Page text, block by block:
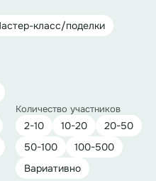
класс/поделки
Количество участников
2-10 10-20
20-50
50-100
100-500
Вариативно